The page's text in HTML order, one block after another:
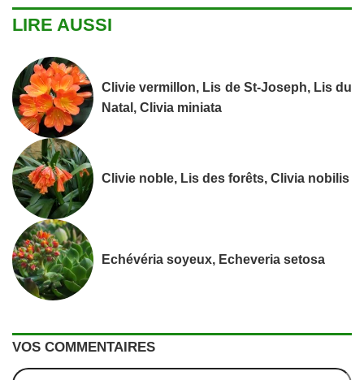
LIRE AUSSI
Clivie vermillon, Lis de St-Joseph, Lis du
Natal, Clivia miniata
Clivie noble, Lis des forêts, Clivia nobilis
Echévéria soyeux, Echeveria setosa
VOS COMMENTAIRES